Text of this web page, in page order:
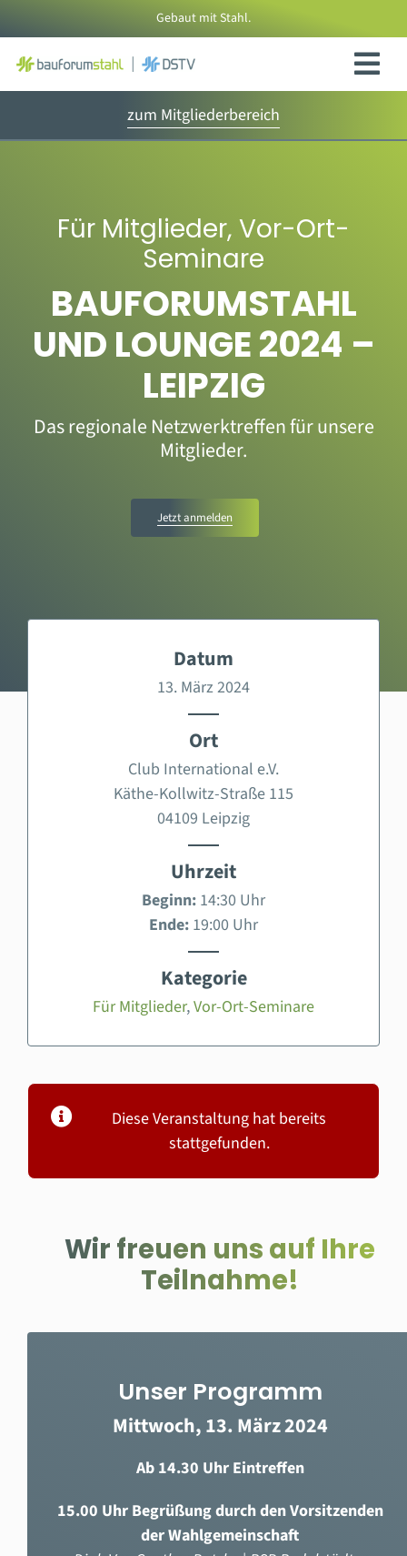
Inhalt
springen
Gebaut mit Stahl.
zum Mitgliederbereich
Für Mitglieder, Vor-Ort-
Seminare
BAUFORUMSTAHL
UND LOUNGE 2024 –
LEIPZIG
Das regionale Netzwerktreffen für unsere
Mitglieder.
Jetzt anmelden
Datum
13. März 2024
Ort
Club International e.V.
Käthe-Kollwitz-Straße 115
04109 Leipzig
Uhrzeit
Beginn: 14:30 Uhr
Ende: 19:00 Uhr
Kategorie
Für Mitglieder,Vor-Ort-Seminare
Diese Veranstaltung hat bereits
stattgefunden.
Wir freuen uns auf Ihre
Teilnahme!
Unser Programm
Mittwoch, 13. März 2024
Ab 14.30 Uhr Eintreffen
15.00 Uhr Begrüßung durch den Vorsitzenden
der Wahlgemeinschaft